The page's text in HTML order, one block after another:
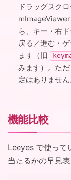
ドラッグスク
ら、キー・右
戻る／進む・
ます（旧
みます）。た
定はありません
機能比較
Leeyes で使って
当たるかの早見表